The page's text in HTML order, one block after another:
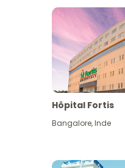
Hôpital Fortis
Bangalore,Inde